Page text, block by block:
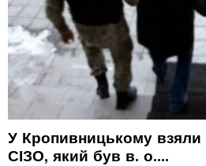
У Кропивницькому взяли
СІЗО, який був в. о....